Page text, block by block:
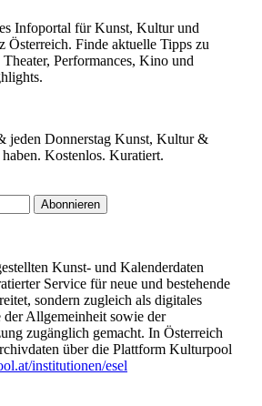
Wohnzimmer­wand bahnten.
entwickelte die Israelische Armee IDF
„Durch-Wände-Gehens“ für urbane
Gebieten, die seither
staatlichen Militärs eingesetzt und
baut toxic dreams das Haus/die
„lebens­nahes“
sich toxic dreams an die Arbeit und
die Wände, das Bühnenbild, live,
Anhand des
die Gruppe eine forensische
dabei alle zur Verfügung stehenden
Special Effects,
von Doku­men­tarmaterial und
von Kornelia Kilga (Produzentin) und
und Autor) gegründet. Seither hat die
realisiert. toxic dreams
Infoportal für Kunst, Kultur und
Österreich. Finde aktuelle Tipps zu
Performances, Kino und
jeden Donnerstag Kunst, Kultur &
Kostenlos. Kuratiert.
Abonnieren
Kunst- und Kalenderdaten
Service für neue und bestehende
sondern zugleich als digitales
der Allgemeinheit sowie der
zugänglich gemacht. In Österreich
über die Plattform Kulturpool
institutionen/esel